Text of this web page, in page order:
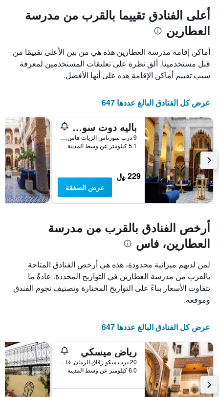
أعلى الفنادق تقييما بالقرب من مدرسة
العطارين
أماكن إقامة مدرسة العطارين هذه هي من بين الأعلى تقييمًا من
قبل مستخدمينا. ألق نظرة على تعليقات المستخدمين لمعرفة
سبب تقييم أماكن الإقامة هذه على أنها الأفضل.
عرض كل الفنادق البالغ عددها 647
باليه دوت سويتس إيه سبا فاس
9 درب سورناس الزيات فاس, فاس, المغرب
5.1 كيلومتر عن وسط المدينة
229 ﷼
عرض الصفقة
أرخص الفنادق بالقرب من مدرسة
العطارين، فاس
لمن لديهم ميزانية محدودة، هذه هي أرخص الفنادق المتاحة
بالقرب من مدرسة العطارين في التواريخ المحددة. عادةً ما
تتفاوت الأسعار بناءً على التواريخ المختارة وتصنيف نجوم الفندق
وموقعه.
عرض كل الفنادق البالغ عددها 647
رياض ميسكي
20 درب ميكو زقاق الرمان, فاس, المغرب
6.0 كيلومتر عن وسط المدينة